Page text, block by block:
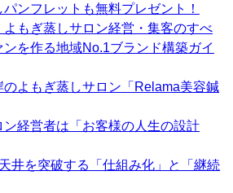
ンフレットも無料プレゼント！
よもぎ蒸しサロン経営・集客のすべ
を作る地域No.1ブランド構築ガイ
よもぎ蒸しサロン「Relama美容鍼
ン経営者は「お客様の人生の設計
井を突破する「仕組み化」と「継続